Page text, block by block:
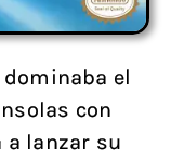
el
con
a lanzar su